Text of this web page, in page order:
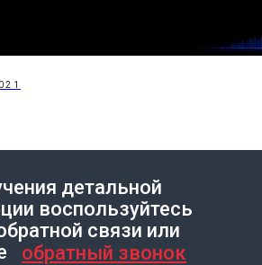
сайта на ТильдеLeto.Website
детальной
воспользуйтесь
связи или
обратный звонок